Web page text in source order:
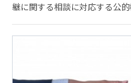
継に関する相談に対応する公